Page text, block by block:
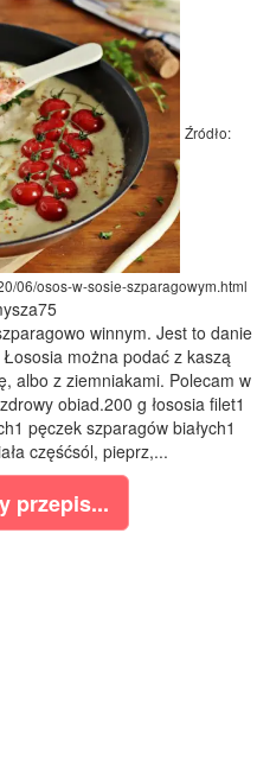
Źródło:
06/osos-w-sosie-szparagowym.html
winnym. Jest to danie
można podać z kaszą
albo z ziemniakami. Polecam w
obiad.200 g łososia filet1
pęczek szparagów białych1
częśćsól, pieprz,...
przepis...